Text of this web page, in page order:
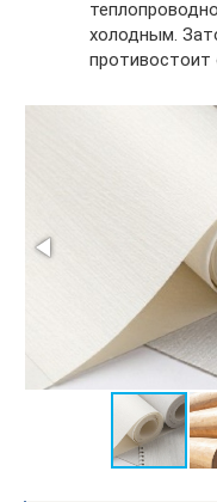
холодным.
противостоит